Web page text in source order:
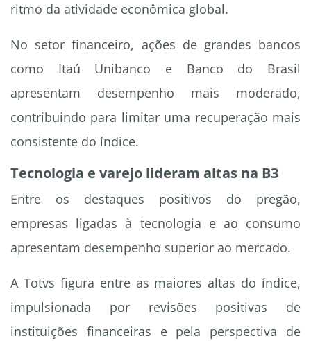
ritmo da atividade econômica global.
No setor financeiro, ações de grandes bancos
como Itaú Unibanco e Banco do Brasil
apresentam desempenho mais moderado,
contribuindo para limitar uma recuperação mais
consistente do índice.
Tecnologia e varejo lideram altas na B3
Entre os destaques positivos do pregão,
empresas ligadas à tecnologia e ao consumo
apresentam desempenho superior ao mercado.
A Totvs figura entre as maiores altas do índice,
impulsionada por revisões positivas de
instituições financeiras e pela perspectiva de